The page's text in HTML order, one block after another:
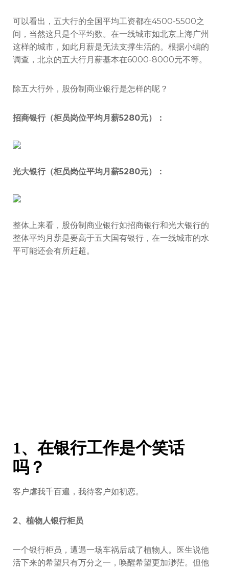
可以看出，五大行的全国平均工资都在4500-5500之
间，当然这只是个平均数。在一线城市如北京上海广州
这样的城市，如此月薪是无法支撑生活的。根据小编的
调查，北京的五大行月薪基本在6000-8000元不等。
除五大行外，股份制商业银行是怎样的呢？
招商银行（柜员岗位平均月薪5280元）：
光大银行（柜员岗位平均月薪5280元）：
整体上来看，股份制商业银行如招商银行和光大银行的
整体平均月薪是要高于五大国有银行，在一线城市的水
平可能还会有所赶超。
1、在银行工作是个笑话
吗？
客户虐我千百遍，我待客户如初恋。
2、植物人银行柜员
一个银行柜员，遭遇一场车祸后成了植物人。医生说他
活下来的希望只有万分之一，唤醒希望更加渺茫。但他